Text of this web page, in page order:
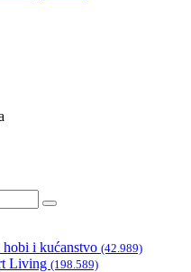
i kućanstvo (42.989)
Living (198.589)